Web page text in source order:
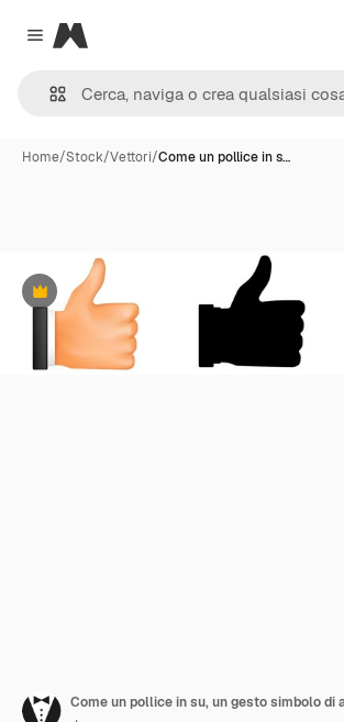
Close menu
Magnific
Home/Stock/Vettori/Come un pollice in s…
Premium